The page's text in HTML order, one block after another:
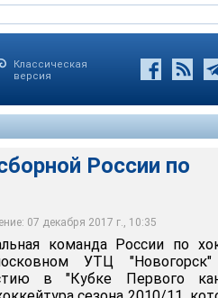
Классическая
версия
России по
07 декабря 2017 г., 10:35
команда России по
УТЦ
в "Кубке Первого